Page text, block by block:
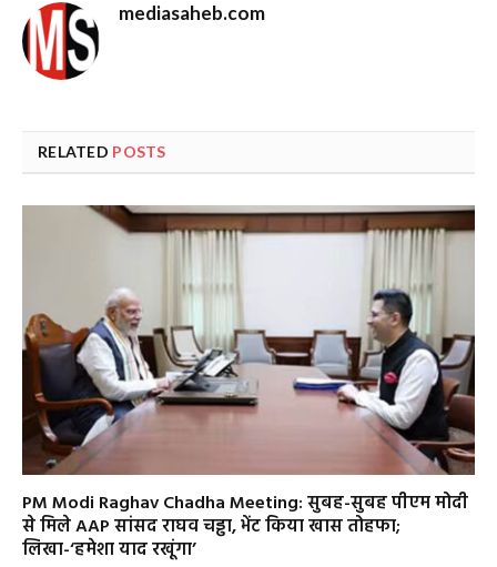
mediasaheb.com
RELATED POSTS
PM Modi Raghav Chadha Meeting: सुबह-सुबह पीएम मोदी
से मिले AAP सांसद राघव चड्ढा, भेंट किया खास तोहफा;
लिखा-‘हमेशा याद रखूंगा’